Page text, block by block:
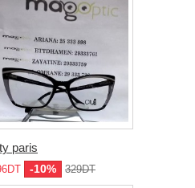
paris
-10% 329DT